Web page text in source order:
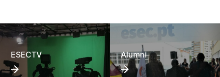
ESECTV Alumni